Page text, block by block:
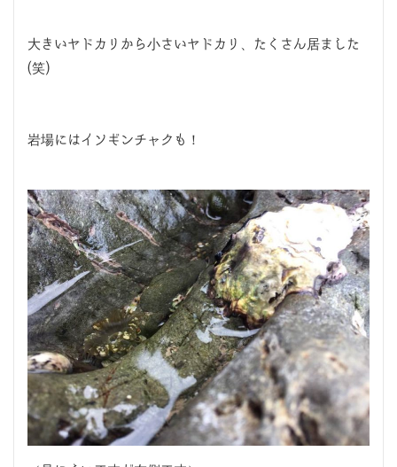
大きいヤドカリから小さいヤドカリ、たくさん居ました
(笑)
岩場にはイソギンチャクも！